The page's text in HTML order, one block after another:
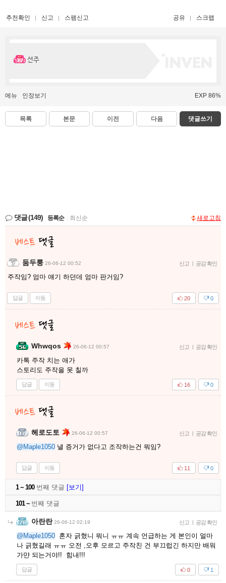
추천확인 신고 스팸신고 공유 스크랩
선주
메뉴 인장보기 EXP 86%
목록 본문 이전 다음 댓글쓰기
댓글(149) 등록순 최신순 새로고침
둠두룽 26-06-12 00:52 신고 | 공감 확인
주작임? 엄마 얘기 하던데 엄마 판거임?
답글 이동 0
20
Whwqos 26-06-12 00:57 신고 | 공감 확인
카톡 주작 치는 애가
스토리도 주작을 못 칠까
답글 이동 0
16
헤로도토 26-06-12 00:57 신고 | 공감 확인
@Maple1050 낼 증거가 없다고 조작하는건 뭐임?
답글 이동 0
11
1 ~ 100번째 댓글 [보기]
101 ~ 번째 댓글
아란란 26-06-12 02:19 신고 | 공감 확인
@Maple1050 혼자 긁혔니 뭐니 ㅠㅠ 계속 언급하는 게 본인이 얼마
나 긁혔길래 ㅠㅠ 오전 ,오후 모르고 주작친 건 부끄럽긴 하지만 배워
가먄 되는거야!! 힘내!!!
답글 1
0